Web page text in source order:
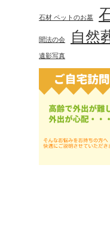
石材 ペットのお墓
聞法の会 自然
遺影写真